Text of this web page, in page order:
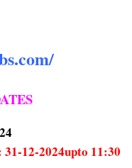
12-2024upto 11:30